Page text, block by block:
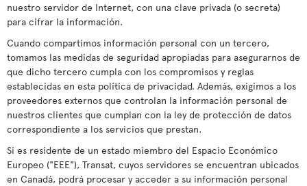
nuestro servidor de Internet, con una clave privada (o secreta)
para cifrar la información.
Cuando compartimos información personal con un tercero,
tomamos las medidas de seguridad apropiadas para asegurarnos de
que dicho tercero cumpla con los compromisos y reglas
establecidas en esta política de privacidad. Además, exigimos a los
proveedores externos que controlan la información personal de
nuestros clientes que cumplan con la ley de protección de datos
correspondiente a los servicios que prestan.
Si es residente de un estado miembro del Espacio Económico
Europeo ("EEE"), Transat, cuyos servidores se encuentran ubicados
en Canadá, podrá procesar y acceder a su información personal